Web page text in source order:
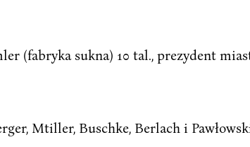
(fabryka sukna) 10 tal., prezydent
Mtiller, Buschke, Berlach i